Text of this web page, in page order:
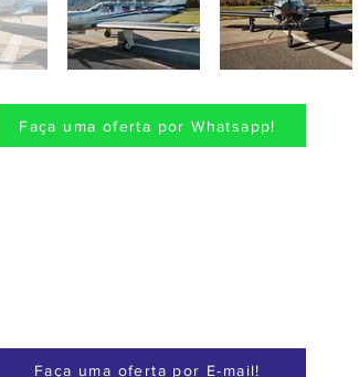
Faça uma oferta por Whatsapp!
Faça uma oferta por E-mail!